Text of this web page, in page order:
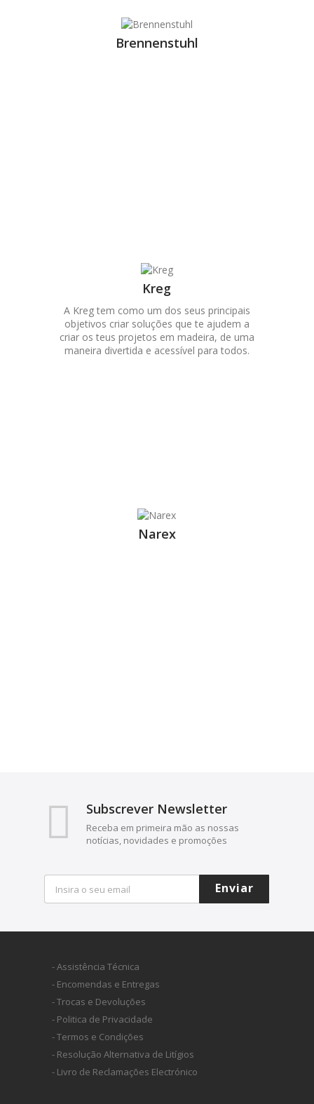
Brennenstuhl
Kreg
A Kreg tem como um dos seus principais
objetivos criar soluções que te ajudem a
criar os teus projetos em madeira, de uma
maneira divertida e acessível para todos.
Narex
Subscrever Newsletter
Receba em primeira mão as nossas
notícias, novidades e promoções
Enviar
- Assistência Técnica
- Encomendas e Entregas
- Trocas e Devoluções
- Politica de Privacidade
- Termos e Condições
- Resolução Alternativa de Litígios
- Livro de Reclamações Electrónico